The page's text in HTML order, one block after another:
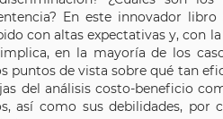
En este innovador
con altas expectativas y, con
en la mayoría de los
puntos de vista sobre qué tan
del análisis costo-beneficio
así como sus debilidades, por